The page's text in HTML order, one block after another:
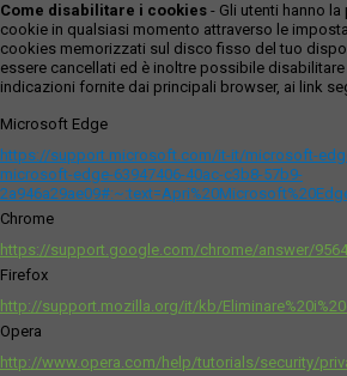
Come disabilitare i cookies - Gli utenti hanno
cookie in qualsiasi momento attraverso le
cookies memorizzati sul disco fisso del tuo
essere cancellati ed è inoltre possibile
indicazioni fornite dai principali browser, ai link
Microsoft Edge
https://support.microsoft.com/it-it/microsoft-
microsoft-edge-63947406-40ac-c3b8-57b9-
Chrome
https://support.google.com/chrome/answer/
Firefox
http://support.mozilla.org/it/kb/
Opera
http://www.opera.com/help/tutorials/security/